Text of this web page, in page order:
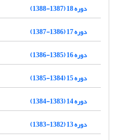
دوره 18 (1387-1388)
دوره 17 (1386-1387)
دوره 16 (1385-1386)
دوره 15 (1384-1385)
دوره 14 (1383-1384)
دوره 13 (1382-1383)